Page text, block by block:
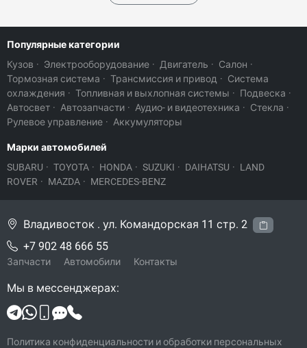
Популярные категории
Кузов · Электрооборудование · Двигатель · Салон ·
Тормозная система · Трансмиссия и привод · Система
охлаждения · Топливная и выхлопная системы · Подвеска ·
Автосвет · Автозапчасти · Аудио- и видеотехника · Стекла ·
Рулевое управление · Аккумуляторы
Марки автомобилей
SUBARU · TOYOTA · HONDA · SUZUKI · DAIHATSU · LAND
ROVER · MAZDA · MERCEDES-BENZ
Владивосток . ул. Командорская 11 стр. 2
+7 902 48 666 55
Запчасти Автомобили Контакты
Мы в мессенджерах:
Политика конфиденциальности и обработки персональных